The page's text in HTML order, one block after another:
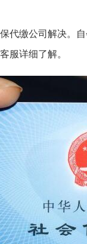
代缴公司解决。
服详细了解。